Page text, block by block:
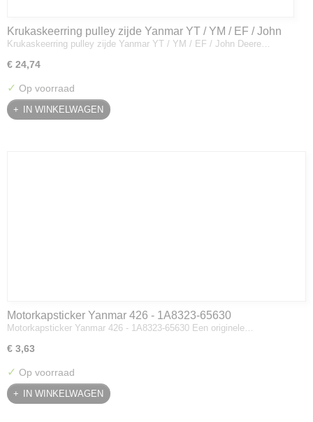
Krukaskeerring pulley zijde Yanmar YT / YM / EF / John
Deere - 119934-01800
Krukaskeerring pulley zijde Yanmar YT / YM / EF / John Deere…
€ 24,74
✓ Op voorraad
IN WINKELWAGEN
Motorkapsticker Yanmar 426 - 1A8323-65630
Motorkapsticker Yanmar 426 - 1A8323-65630 Een originele…
€ 3,63
✓ Op voorraad
IN WINKELWAGEN